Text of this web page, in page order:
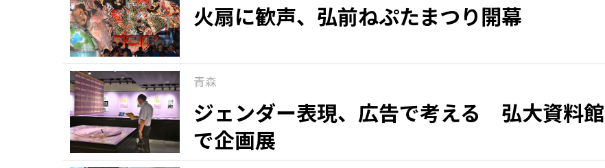
火扇に歓声、弘前ねぷたまつり開幕
青森
ジェンダー表現、広告で考える 弘大資料館
で企画展